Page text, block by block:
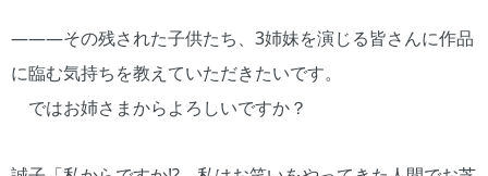
―――その残された子供たち、3姉妹を演じる皆さんに作品
に臨む気持ちを教えていただきたいです。
ではお姉さまからよろしいですか？